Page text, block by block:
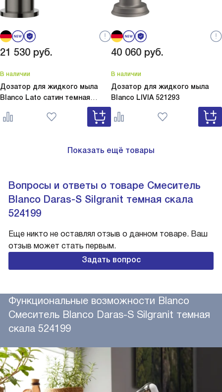
21 530 руб.
В наличии
Дозатор для жидкого мыла
Blanco Lato сатин темная
Lato сатин темная сталь
527743
40 060 руб.
В наличии
Дозатор для жидкого мыла
Blanco LIVIA 521293
Показать ещё товары
Вопросы и ответы о товаре Смеситель
Blanco Daras-S Silgranit темная скала
524199
Еще никто не оставлял отзыв о данном товаре. Ваш
отзыв может стать первым.
Задать вопрос
Функциональные возможности Blanco
Смеситель Blanco Daras-S Silgranit темная
скала 524199